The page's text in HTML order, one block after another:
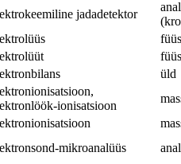
jadadetektor
üld
ionisatsioon
mikroanalüüs